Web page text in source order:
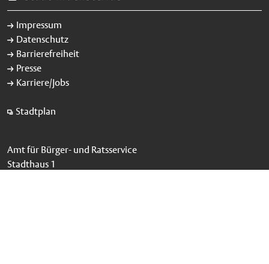
Impressum
Datenschutz
Barrierefreiheit
Presse
Karriere/Jobs
Stadtplan
Amt für Bürger- und Ratsservice
Stadthaus 1